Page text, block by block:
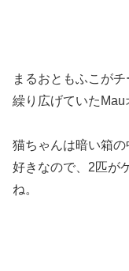
まるおともふこが
繰り広げていたMau
猫ちゃんは暗い箱
好きなので、2匹が
ね。